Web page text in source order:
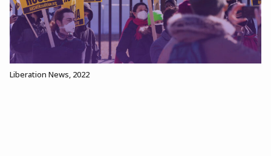
Liberation News, 2022